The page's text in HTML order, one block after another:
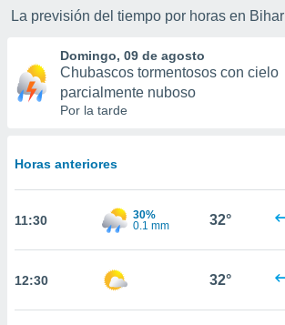
a este
y
forma
basada
ACEPTAR
La previsión del tiempo por horas en Bihar
Domingo, 09 de agosto
Chubascos tormentosos con cielo
parcialmente nuboso
Por la tarde
Horas anteriores
11:30
30%
0.1 mm
32°
12:30 32°